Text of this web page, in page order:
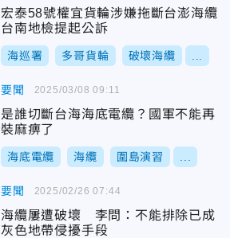
宏泰58號權宜貨輪涉嫌拖斷台澎海纜
台南地檢提起公訴
海巡署 多哥貨輪 破壞海纜
要聞
是誰切斷台海海底電纜？國軍不能再
裝麻痹了
海底電纜 海纜 圍島演習
2025/03/08 09:11
要聞
海纜屢遭破壞 李問：不能排除已成
灰色地帶侵擾手段
2025/02/26 07:44